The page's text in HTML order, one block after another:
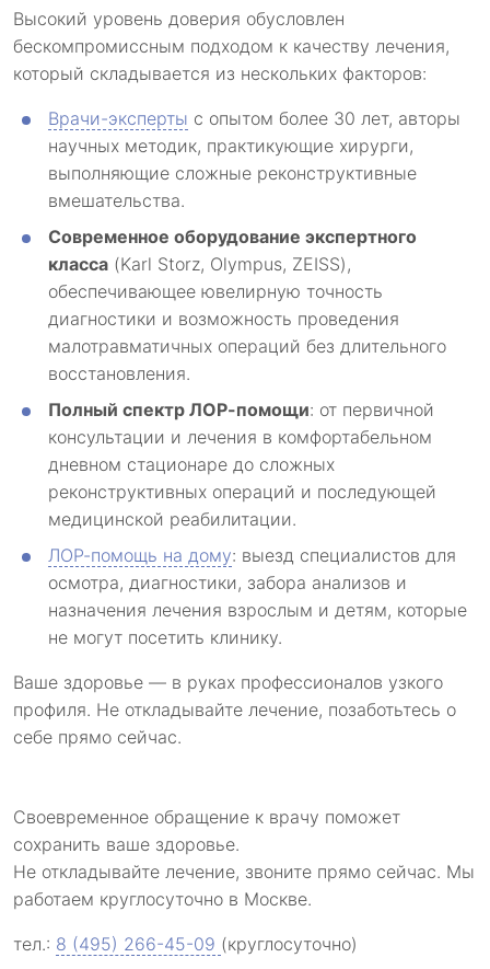
Высокий уровень доверия обусловлен
бескомпромиссным подходом к качеству лечения,
который складывается из нескольких факторов:
Врачи-эксперты с опытом более 30 лет, авторы
научных методик, практикующие хирурги,
выполняющие сложные реконструктивные
вмешательства.
Современное оборудование экспертного
класса (Karl Storz, Olympus, ZEISS),
обеспечивающее ювелирную точность
диагностики и возможность проведения
малотравматичных операций без длительного
восстановления.
Полный спектр ЛОР-помощи: от первичной
консультации и лечения в комфортабельном
дневном стационаре до сложных
реконструктивных операций и последующей
медицинской реабилитации.
ЛОР-помощь на дому: выезд специалистов для
осмотра, диагностики, забора анализов и
назначения лечения взрослым и детям, которые
не могут посетить клинику.
Ваше здоровье — в руках профессионалов узкого
профиля. Не откладывайте лечение, позаботьтесь о
себе прямо сейчас.
Своевременное обращение к врачу поможет
сохранить ваше здоровье.
Не откладывайте лечение, звоните прямо сейчас. Мы
работаем круглосуточно в Москве.
тел.: 8 (495) 266-45-09 (круглосуточно)